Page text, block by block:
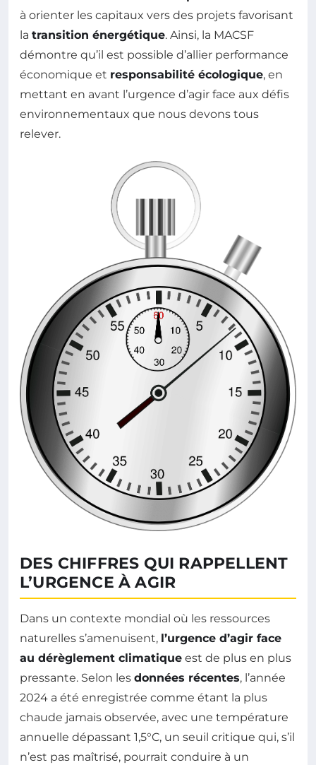
à orienter les capitaux vers des projets favorisant
la transition énergétique. Ainsi, la MACSF
démontre qu’il est possible d’allier performance
économique et responsabilité écologique, en
mettant en avant l’urgence d’agir face aux défis
environnementaux que nous devons tous
relever.
DES CHIFFRES QUI RAPPELLENT
L’URGENCE À AGIR
Dans un contexte mondial où les ressources
naturelles s’amenuisent, l’urgence d’agir face
au dérèglement climatique est de plus en plus
pressante. Selon les données récentes, l’année
2024 a été enregistrée comme étant la plus
chaude jamais observée, avec une température
annuelle dépassant 1,5°C, un seuil critique qui, s’il
n’est pas maîtrisé, pourrait conduire à un